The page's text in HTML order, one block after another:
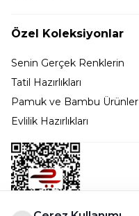
Özel Koleksiyonlar
Senin Gerçek Renklerin
Tatil Hazırlıkları
Pamuk ve Bambu Ürünler
Evlilik Hazırlıkları